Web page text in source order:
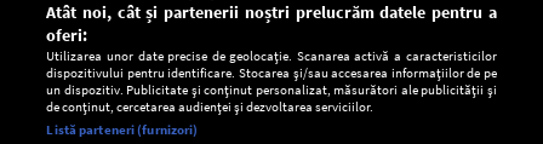
Setări:
Atât noi, cât și partenerii noștri prelucrăm datele pentru a
oferi:
Utilizarea unor date precise de geolocație. Scanarea activă a caracteristicilor
dispozitivului pentru identificare. Stocarea și/sau accesarea informațiilor de pe
un dispozitiv. Publicitate și conținut personalizat, măsurători ale publicității și
de conținut, cercetarea audienței și dezvoltarea serviciilor.
Listă parteneri (furnizori)